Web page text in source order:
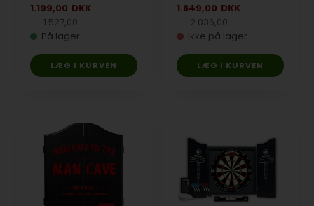
1.199,00 DKK
1.527,00
På lager
1.849,00 DKK
2.036,00
Ikke på lager